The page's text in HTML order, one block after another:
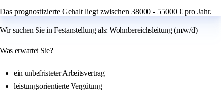
Das prognostizierte Gehalt liegt zwischen 38000 - 55000 € pro Jahr.
Wir suchen Sie in Festanstellung als: Wohnbereichsleitung (m/w/d)
Was erwartet Sie?
ein unbefristeter Arbeitsvertrag
leistungsorientierte Vergütung